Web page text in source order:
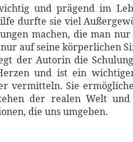
und prägend im
durfte sie viel
machen, die man
auf seine körperlichen
der Autorin die
und ist ein
vermitteln. Sie
der realen Welt
die uns umgeben.